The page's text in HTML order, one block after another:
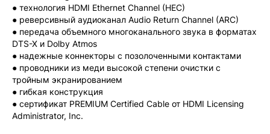
● технология HDMI Ethernet Channel (HEC)
● реверсивный аудиоканал Audio Return Channel (ARC)
● передача объемного многоканального звука в форматах
DTS-X и Dolby Atmos
● надежные коннекторы с позолоченными контактами
● проводники из меди высокой степени очистки с
тройным экранированием
● гибкая конструкция
● сертификат PREMIUM Certified Cable от HDMI Licensing
Administrator, Inc.